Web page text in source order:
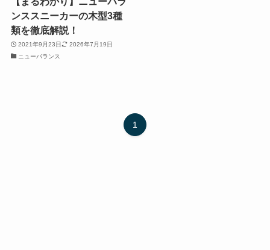
ンススニーカーの木型3種
類を徹底解説！
2021年9月23日
2026年7月19日
ニューバランス
1